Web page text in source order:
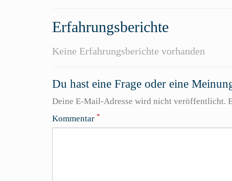
Erfahrungsberichte
Keine Erfahrungsberichte vorhanden
Du hast eine Frage oder eine
Deine E-Mail-Adresse wird nicht veröffentlicht.
Kommentar *